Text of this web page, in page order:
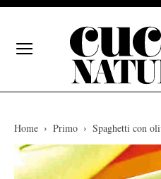
Home Primo Spaghetti con